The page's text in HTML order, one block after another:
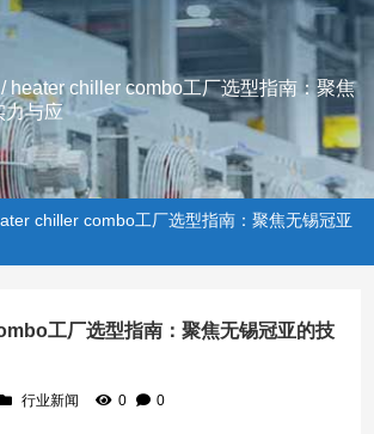
/ heater chiller combo工厂选型指南：聚焦
力与应
chiller combo工厂选型指南：聚焦无锡冠亚
工厂选型指南：聚焦无锡冠亚的技
行业新闻 0 0